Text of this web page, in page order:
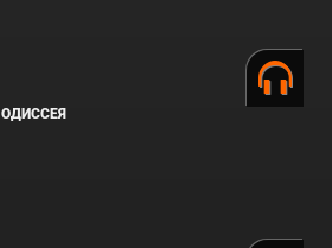
ОДИССЕЯ